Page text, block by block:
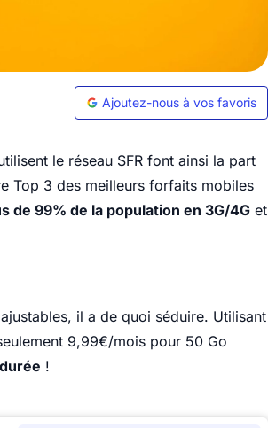
Ajoutez-nous à vos favoris
le réseau SFR font ainsi la part
Top 3 des meilleurs forfaits mobiles
de 99% de la population en 3G/4G et
il a de quoi séduire. Utilisant
9,99€/mois pour 50 Go
!